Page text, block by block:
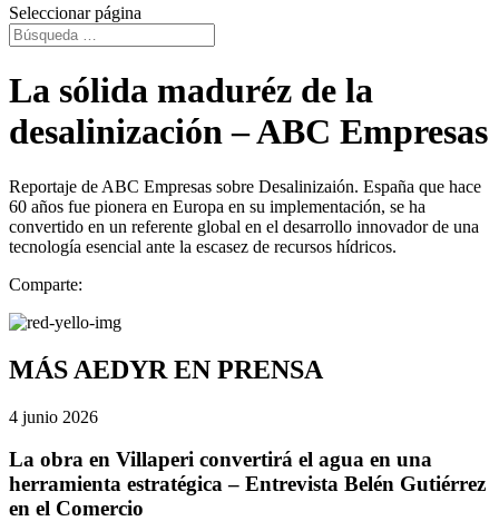
Seleccionar página
La sólida maduréz de la
desalinización – ABC Empresas
Reportaje de ABC Empresas sobre Desalinizaión. España que hace
60 años fue pionera en Europa en su implementación, se ha
convertido en un referente global en el desarrollo innovador de una
tecnología esencial ante la escasez de recursos hídricos.
Comparte:
MÁS AEDYR EN PRENSA
4 junio 2026
La obra en Villaperi convertirá el agua en una
herramienta estratégica – Entrevista Belén Gutiérrez
en el Comercio